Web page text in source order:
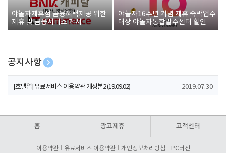
야놀자제휴점 금융혜택제공 위한
제휴 및 금융서비스 게시
야놀자16주년 기념 제휴 숙박업주
대상 야놀자통합발주센터 할인쿠
폰 증정
공지사항
[호텔업] 개인정보 처리방침 개정본1 (19.09.02)
[호텔업] 유료서비스 이용약관 개정본2 (19.09.02) 2019.07.30
홈 광고제휴 고객센터
이용약관 유료서비스 이용약관 개인정보처리방침 PC버전